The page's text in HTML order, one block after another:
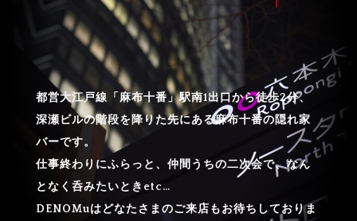
都営大江戸線「麻布十番」駅南1出口から徒歩2分、
深瀬ビルの階段を降りた先にある麻布十番の隠れ家
バーです。
仕事終わりにふらっと、仲間うちの二次会で、なん
となく呑みたいときetc…
DENOMuはどなたさまのご来店もお待ちしておりま